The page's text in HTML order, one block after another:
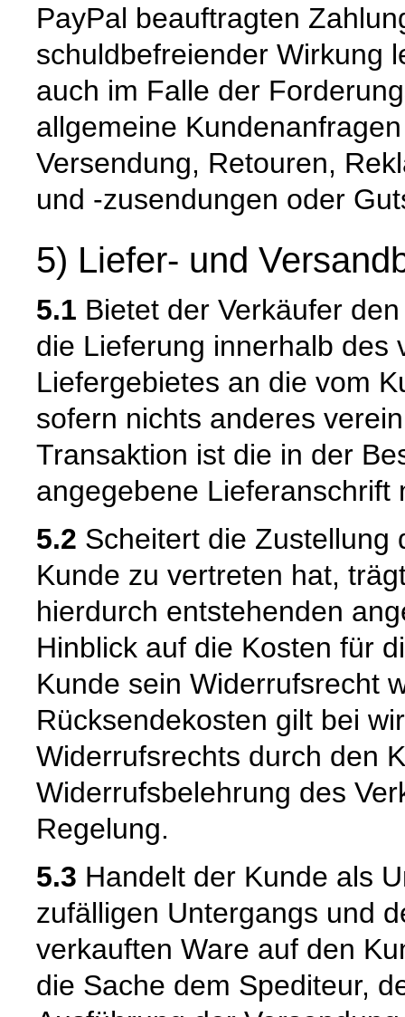
PayPal beauftragten
schuldbefreiender Wirkung
auch im Falle der
allgemeine
Versendung, Retouren,
und -zusendungen oder
5) Liefer- und
5.1 Bietet der Verkäufer
die Lieferung innerhalb des
Liefergebietes an die vom
sofern nichts anderes
Transaktion ist die in der
angegebene Lieferanschrift
5.2 Scheitert die Zustellung
Kunde zu vertreten hat,
hierdurch entstehenden
Hinblick auf die Kosten für
Kunde sein Widerrufsrecht
Rücksendekosten gilt bei
Widerrufsrechts durch den
Widerrufsbelehrung des
Regelung.
5.3 Handelt der Kunde als
zufälligen Untergangs und
verkauften Ware auf den
die Sache dem Spediteur,